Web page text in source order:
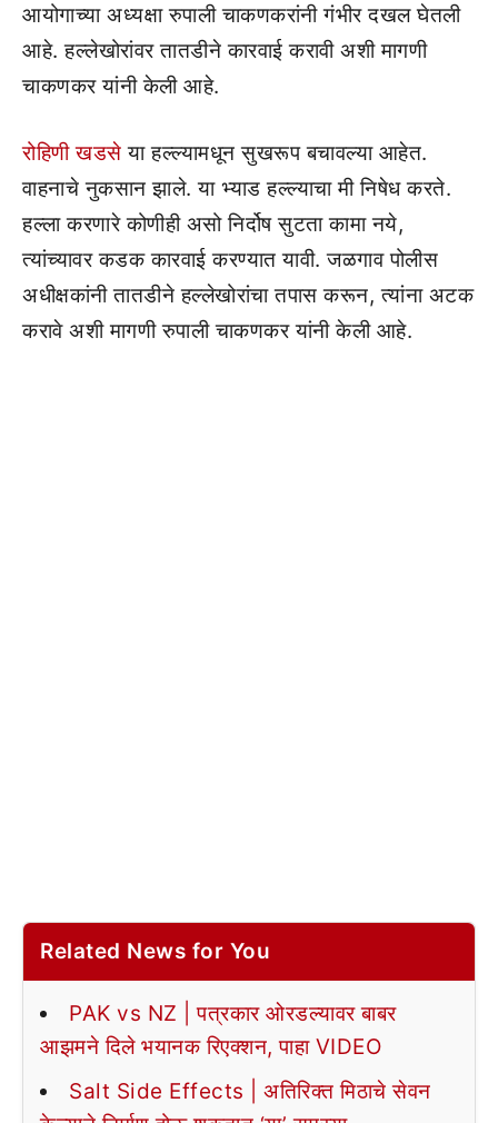
आयोगाच्या अध्यक्षा रुपाली चाकणकरांनी गंभीर दखल घेतली
आहे. हल्लेखोरांवर तातडीने कारवाई करावी अशी मागणी
चाकणकर यांनी केली आहे.
रोहिणी खडसे या हल्ल्यामधून सुखरूप बचावल्या आहेत.
वाहनाचे नुकसान झाले. या भ्याड हल्ल्याचा मी निषेध करते.
हल्ला करणारे कोणीही असो निर्दोष सुटता कामा नये,
त्यांच्यावर कडक कारवाई करण्यात यावी. जळगाव पोलीस
अधीक्षकांनी तातडीने हल्लेखोरांचा तपास करून, त्यांना अटक
करावे अशी मागणी रुपाली चाकणकर यांनी केली आहे.
Related News for You
PAK vs NZ | पत्रकार ओरडल्यावर बाबर
आझमने दिले भयानक रिएक्शन, पाहा VIDEO
Salt Side Effects | अतिरिक्त मिठाचे सेवन